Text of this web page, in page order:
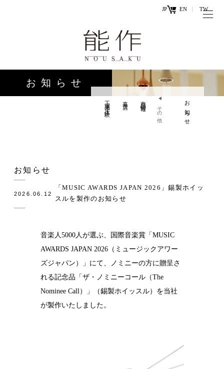
JP EN TW
ー
ワ
ー
合わせ
能作の歴史
と技
商品情報
ェ
の錫婚式
ラン
医療・ヘルス
ケア
お知らせ
お知らせ
その他
商品情報
工場見学・体験
お知らせ
2026.06.12
「MUSIC AWARDS JAPAN 2026」錫製ホイッ
スルを製作のお知らせ
音楽人5000人が選ぶ、国際音楽賞「MUSIC
AWARDS JAPAN 2026（ミュージックアワー
ズジャパン）」にて、ノミニーの方に贈呈さ
れる記念品「ザ・ノミニーコール（The
Nominee Call）」（錫製ホイッスル）を当社
が製作いたしました。